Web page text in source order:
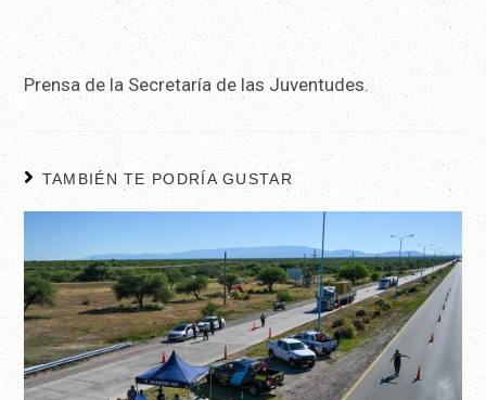
Prensa de la Secretaría de las Juventudes.
TAMBIÉN TE PODRÍA GUSTAR